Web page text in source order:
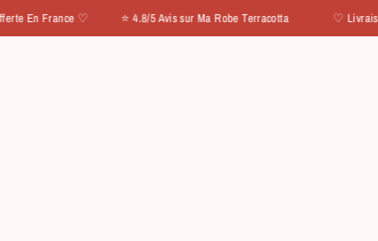
♡ ⭐ 4.8/5 Avis sur Ma Robe Terracotta ♡ Livraison